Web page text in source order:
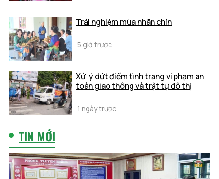
Trải nghiệm mùa nhãn chín
5 giờ trước
Xử lý dứt điểm tình trạng vi phạm an
toàn giao thông và trật tự đô thị
1 ngày trước
TIN MỚI